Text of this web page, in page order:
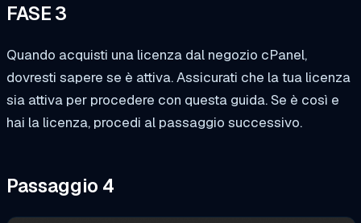
FASE 3
Quando acquisti una licenza dal negozio cPanel,
dovresti sapere se è attiva. Assicurati che la tua licenza
sia attiva per procedere con questa guida. Se è così e
hai la licenza, procedi al passaggio successivo.
Passaggio 4